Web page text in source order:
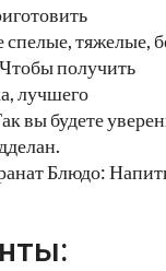
тяжелые,
получить
лучшего
вы будете
Блюдо: